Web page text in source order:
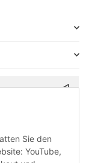
Sie den
YouTube,